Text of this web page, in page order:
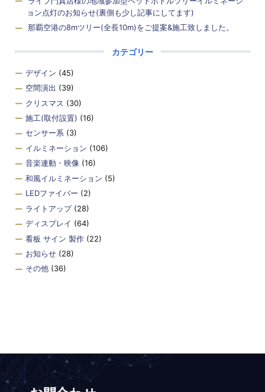
ョン点灯のお知らせ(裏側も少し記事にしてます)
那覇空港の8mツリー(全長10m)をご提案&施工致しました。
カテゴリー
デザイン (45)
空間演出 (39)
クリスマス (30)
施工(取付設置) (16)
センサー系 (3)
イルミネーション (106)
音楽連動・映像 (16)
和風イルミネーション (5)
LEDファイバー (2)
ライトアップ(28)
ディスプレイ (64)
看板 サイン 製作 (22)
お知らせ (28)
その他 (36)